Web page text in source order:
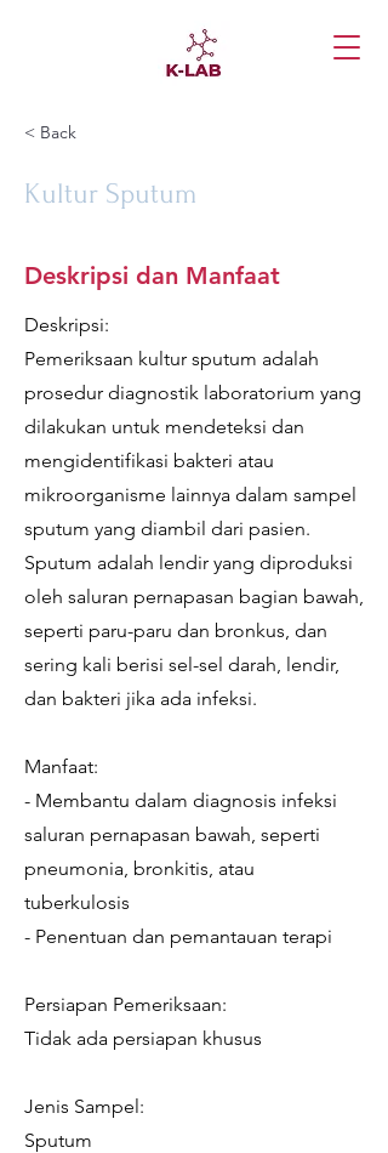
< Back
Kultur Sputum
Deskripsi dan Manfaat
Deskripsi:
Pemeriksaan kultur sputum adalah
prosedur diagnostik laboratorium yang
dilakukan untuk mendeteksi dan
mengidentifikasi bakteri atau
mikroorganisme lainnya dalam sampel
sputum yang diambil dari pasien.
Sputum adalah lendir yang diproduksi
oleh saluran pernapasan bagian bawah,
seperti paru-paru dan bronkus, dan
sering kali berisi sel-sel darah, lendir,
dan bakteri jika ada infeksi.
Manfaat:
- Membantu dalam diagnosis infeksi
saluran pernapasan bawah, seperti
pneumonia, bronkitis, atau
tuberkulosis
- Penentuan dan pemantauan terapi
Persiapan Pemeriksaan:
Tidak ada persiapan khusus
Jenis Sampel:
Sputum